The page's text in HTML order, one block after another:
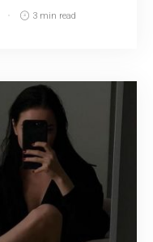
3 min read